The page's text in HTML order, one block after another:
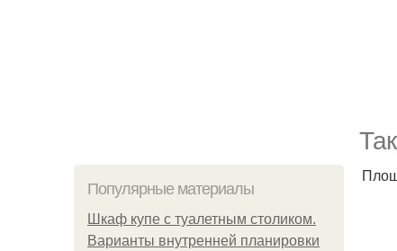
Популярные материалы
Шкаф купе с туалетным столиком.
Варианты внутренней планировки